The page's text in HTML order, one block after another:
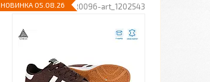
R0096-art_1202543
НОВИНКА 05.08.26